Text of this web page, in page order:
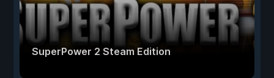
SuperPower 2 Steam Edition